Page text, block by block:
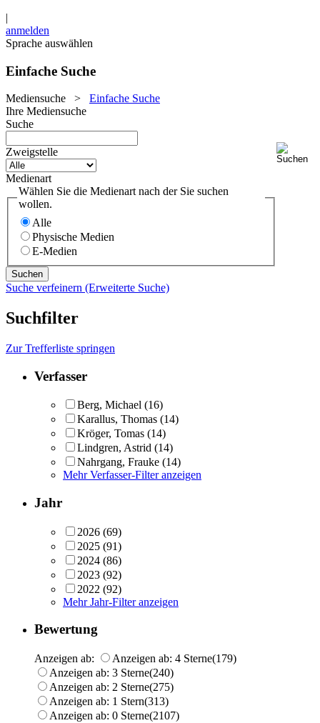
|
anmelden
Sprache auswählen
Einfache Suche
Mediensuche > Einfache Suche
Ihre Mediensuche
Suche
Zweigstelle
Medienart
Wählen Sie die Medienart nach der Sie suchen
wollen.
Alle
Physische Medien
E-Medien
Suche verfeinern (Erweiterte Suche)
Suchfilter
Zur Trefferliste springen
Verfasser
Berg, Michael (16)
Karallus, Thomas (14)
Kröger, Tomas (14)
Lindgren, Astrid (14)
Nahrgang, Frauke (14)
Mehr Verfasser-Filter anzeigen
Jahr
2026 (69)
2025 (91)
2024 (86)
2023 (92)
2022 (92)
Mehr Jahr-Filter anzeigen
Bewertung
Anzeigen ab: Anzeigen ab: 4 Sterne(179)
Anzeigen ab: 3 Sterne(240)
Anzeigen ab: 2 Sterne(275)
Anzeigen ab: 1 Stern(313)
Anzeigen ab: 0 Sterne(2107)